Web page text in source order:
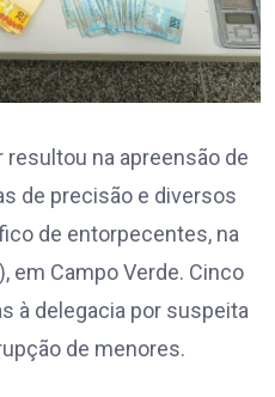
resultou na apreensão de
de precisão e diversos
de entorpecentes, na
em Campo Verde. Cinco
à delegacia por suspeita
de menores.